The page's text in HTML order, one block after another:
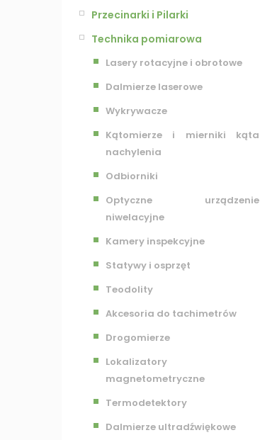
Przecinarki i Pilarki
Technika pomiarowa
Lasery rotacyjne i obrotowe
Dalmierze laserowe
Wykrywacze
Kątomierze i mierniki kąta
nachylenia
Odbiorniki
Optyczne urządzenie
niwelacyjne
Kamery inspekcyjne
Statywy i osprzęt
Teodolity
Akcesoria do tachimetrów
Drogomierze
Lokalizatory
magnetometryczne
Termodetektory
Dalmierze ultradźwiękowe